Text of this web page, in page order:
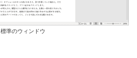
標準のウィンドウ